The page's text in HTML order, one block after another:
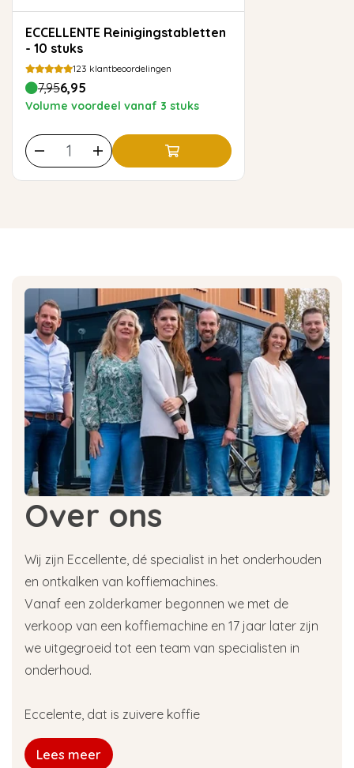
ECCELLENTE Reinigingstabletten
- 10 stuks
123 klantbeoordelingen
7,956,95
Volume voordeel vanaf 3 stuks
Over ons
Wij zijn Eccellente, dé specialist in het onderhouden
en ontkalken van koffiemachines.
Vanaf een zolderkamer begonnen we met de
verkoop van een koffiemachine en 17 jaar later zijn
we uitgegroeid tot een team van specialisten in
onderhoud.
Eccelente, dat is zuivere koffie
Lees meer